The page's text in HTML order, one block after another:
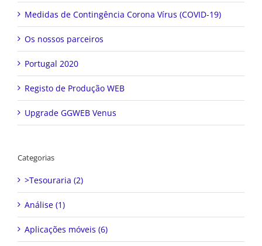
Medidas de Contingência Corona Vírus (COVID-19)
Os nossos parceiros
Portugal 2020
Registo de Produção WEB
Upgrade GGWEB Venus
Categorias
>Tesouraria (2)
Análise (1)
Aplicações móveis (6)